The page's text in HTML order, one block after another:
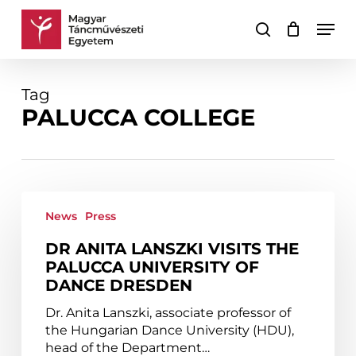
Skip
search
Cart Close
Tag
PALUCCA COLLEGE
Anita
visits
Palucca
University
Dance
News Press
DR ANITA LANSZKI VISITS THE
PALUCCA UNIVERSITY OF
DANCE DRESDEN
Dr. Anita Lanszki, associate professor of
the Hungarian Dance University (HDU),
head of the Department…